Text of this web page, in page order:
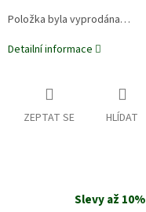
Položka byla vyprodána…
Detailní informace
ZEPTAT SE HLÍDAT
Slevy až 10%